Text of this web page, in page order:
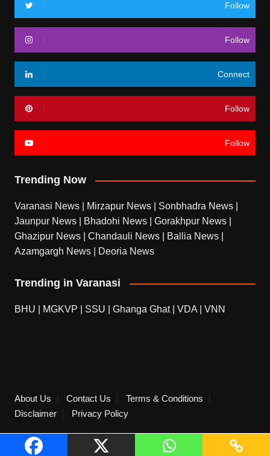
Follow
Follow
Connect
Follow
Follow
Trending Now
Varanasi News Mirzapur News Sonbhadra News
Jaunpur News
Bhadohi News Gorakhpur News
Ghazipur News
Chandauli News Ballia News
Azamgargh News
Deoria News
Trending in Varanasi
BHU MGKVP SSU Ghanga Ghat| VDA VNN
About Us Contact Us
Terms & Conditions
Disclaimer
Privacy Policy